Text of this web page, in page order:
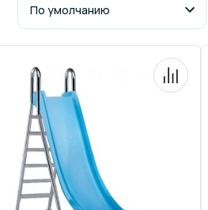
Освещение и подсветка для
бассейна
Отделочные материалы